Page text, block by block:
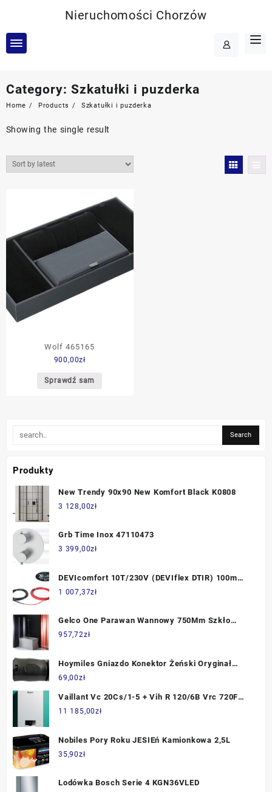
content
Nieruchomości Chorzów
Category: Szkatułki i puzderka
Home Products Szkatułki i puzderka
Showing the single result
Wolf 465165
900,00zł
Sprawdź sam
Produkty
New Trendy 90x90 New Komfort Black K0808
3 128,00zł
Grb Time Inox 47110473
3 399,00zł
DEVIcomfort 10T/230V (DEVIflex DTIR) 100m
1000W nr. 87101720
1 007,37zł
Gelco One Parawan Wannowy 750Mm Szkło
Czyste (GO1175)
957,72zł
Hoymiles Gniazdo Konektor Żeński Oryginał
Betteri
69,00zł
Vaillant Vc 20Cs/1-5 + Vih R 120/6B Vrc 720F
Sensocomfort Poziome Wyprowadzenie Przez
11 185,00zł
Nobiles Pory Roku JESIEń Kamionkowa 2,5L
35,90zł
Lodówka Bosch Serie 4 KGN36VLED